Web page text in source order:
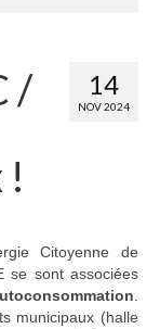
14
NOV 2024
/
!
Citoyenne de
se sont associées
municipaux (halle